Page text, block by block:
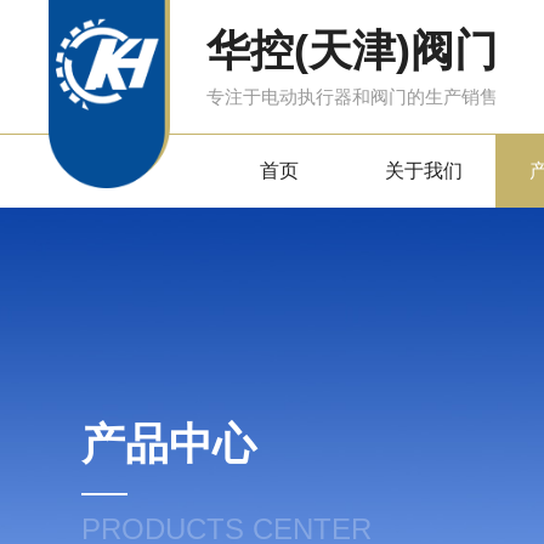
华控(天津)阀门
专注于电动执行器和阀门的生产销售
首页 关于我们
产品中心
PRODUCTS CENTER